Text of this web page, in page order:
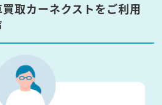
取カーネクストをご利用